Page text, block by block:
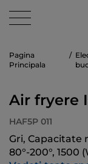
Pagina
Principala
Air fryere
HAF5P 011
Gri, Capacitate
80°-200°, 1500